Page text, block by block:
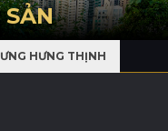
HƯNG THỊNH